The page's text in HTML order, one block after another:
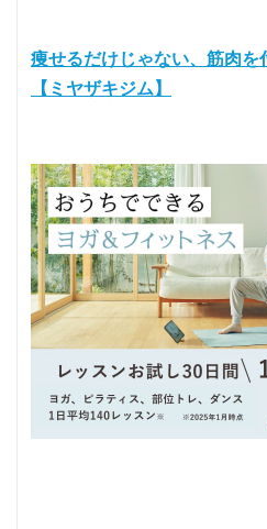
痩せるだけじゃない、筋肉
【ミヤザキジム】